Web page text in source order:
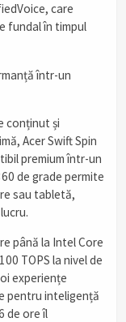
care
fundal în timpul
într-un
conținut și
Acer Swift Spin
premium într-un
de grade permite
sau tabletă,
până la Intel Core
TOPS la nivel de
experiențe
pentru inteligență
de ore îl